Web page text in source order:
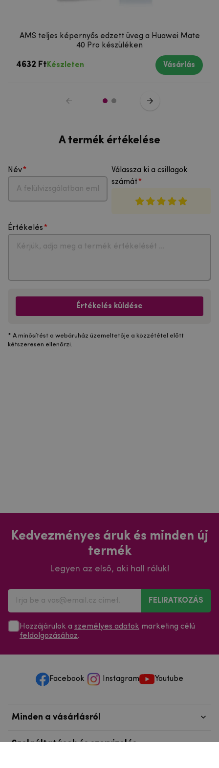
AMS teljes képernyős edzett üveg a Huawei Mate
40 Pro készüléken
4632 Ft Készleten Vásárlás
A termék értékelése
Név
Válassza ki a csillagok
számát
Értékelés
Értékelés küldése
* A minősítést a webáruház üzemeltetője a közzététel előtt
kétszeresen ellenőrzi.
Kedvezményes áruk és minden új
termék
Legyen az első, aki hall róluk!
FELIRATKOZÁS
Hozzájárulok a személyes adatok marketing célú
feldolgozásához.
Facebook Instagram Youtube
Minden a vásárlásról
Szolgáltatások és szervizelés